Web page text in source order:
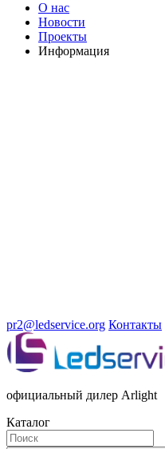
О нас
Новости
Проекты
Информация
pr2@ledservice.org Контакты
официальный дилер Arlight
Каталог